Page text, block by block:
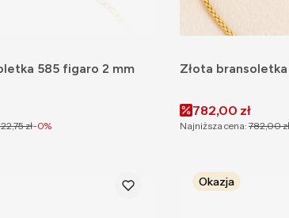
585 figaro 2 mm
zł-0%
Złota bransoletka
Cena promocyjna
782,00 zł
Najniższa cena: 782,00 zł
Okazja